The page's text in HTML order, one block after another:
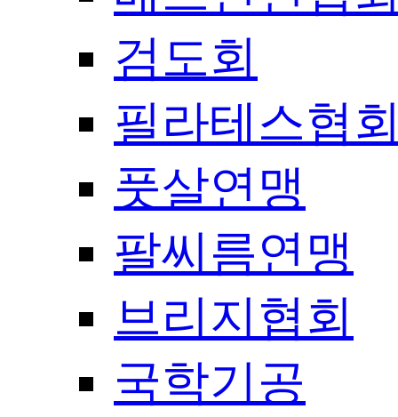
검도회
필라테스협
풋살연맹
팔씨름연맹
브리지협회
국학기공